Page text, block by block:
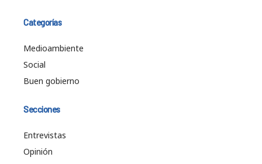
Categorías
Medioambiente
Social
Buen gobierno
Secciones
Entrevistas
Opinión